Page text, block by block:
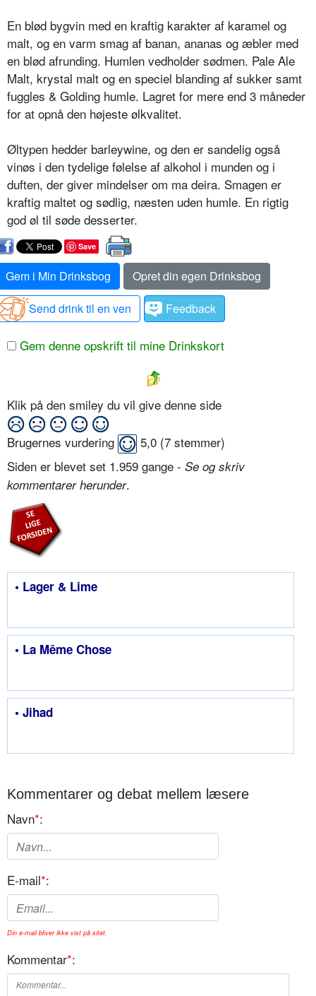
En blød bygvin med en kraftig karakter af karamel og
malt, og en varm smag af banan, ananas og æbler med
en blød afrunding. Humlen vedholder sødmen. Pale Ale
Malt, krystal malt og en speciel blanding af sukker samt
fuggles & Golding humle. Lagret for mere end 3 måneder
for at opnå den højeste ølkvalitet.
Øltypen hedder barleywine, og den er sandelig også
vinøs i den tydelige følelse af alkohol i munden og i
duften, der giver mindelser om ma deira. Smagen er
kraftig maltet og sødlig, næsten uden humle. En rigtig
god øl til søde desserter.
Save
Gem i Min Drinksbog
Opret din egen Drinksbog
Send drink til en ven
Feedback
Gem denne opskrift til mine Drinkskort
Klik på den smiley du vil give denne side
Brugernes vurdering 5,0 (7 stemmer)
Siden er blevet set 1.959 gange - Se og skriv
kommentarer herunder.
• Lager & Lime
• La Même Chose
• Jihad
Kommentarer og debat mellem læsere
Navn*:
E-mail*:
Din e-mail bliver ikke vist på sitet.
Kommentar*: